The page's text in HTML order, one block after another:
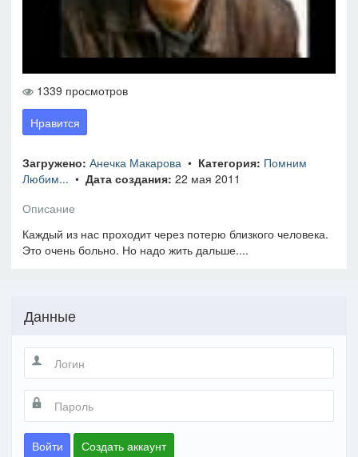
1339 просмотров
Нравится
Загружено: Анечка Макарова • Категория: Помним
Любим... • Дата создания: 22 мая 2011
Описание
Каждый из нас проходит через потерю близкого человека.
Это очень больно. Но надо жить дальше....
Данные
Войти Создать аккаунт